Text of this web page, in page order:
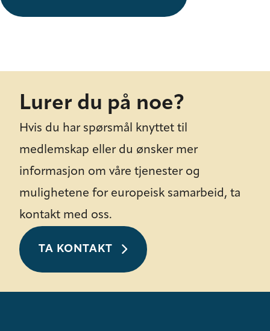
Lurer du på noe?
Hvis du har spørsmål knyttet til
medlemskap eller du ønsker mer
informasjon om våre tjenester og
mulighetene for europeisk samarbeid, ta
kontakt med oss.
TA KONTAKT